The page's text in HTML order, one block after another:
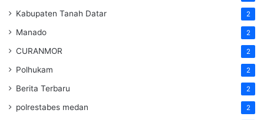
Kabupaten Tanah Datar 2
Manado 2
CURANMOR 2
Polhukam 2
Berita Terbaru 2
polrestabes medan 2